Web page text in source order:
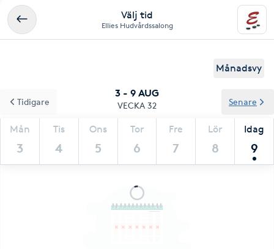
Välj tid
Ellies Hudvårdssalong
Månadsvy
3 - 9 AUG
VECKA 32
Mån
3
Tis
4
Ons
5
Tor
6
Fre
7
Lör
8
Idag
9
Tidigare Senare